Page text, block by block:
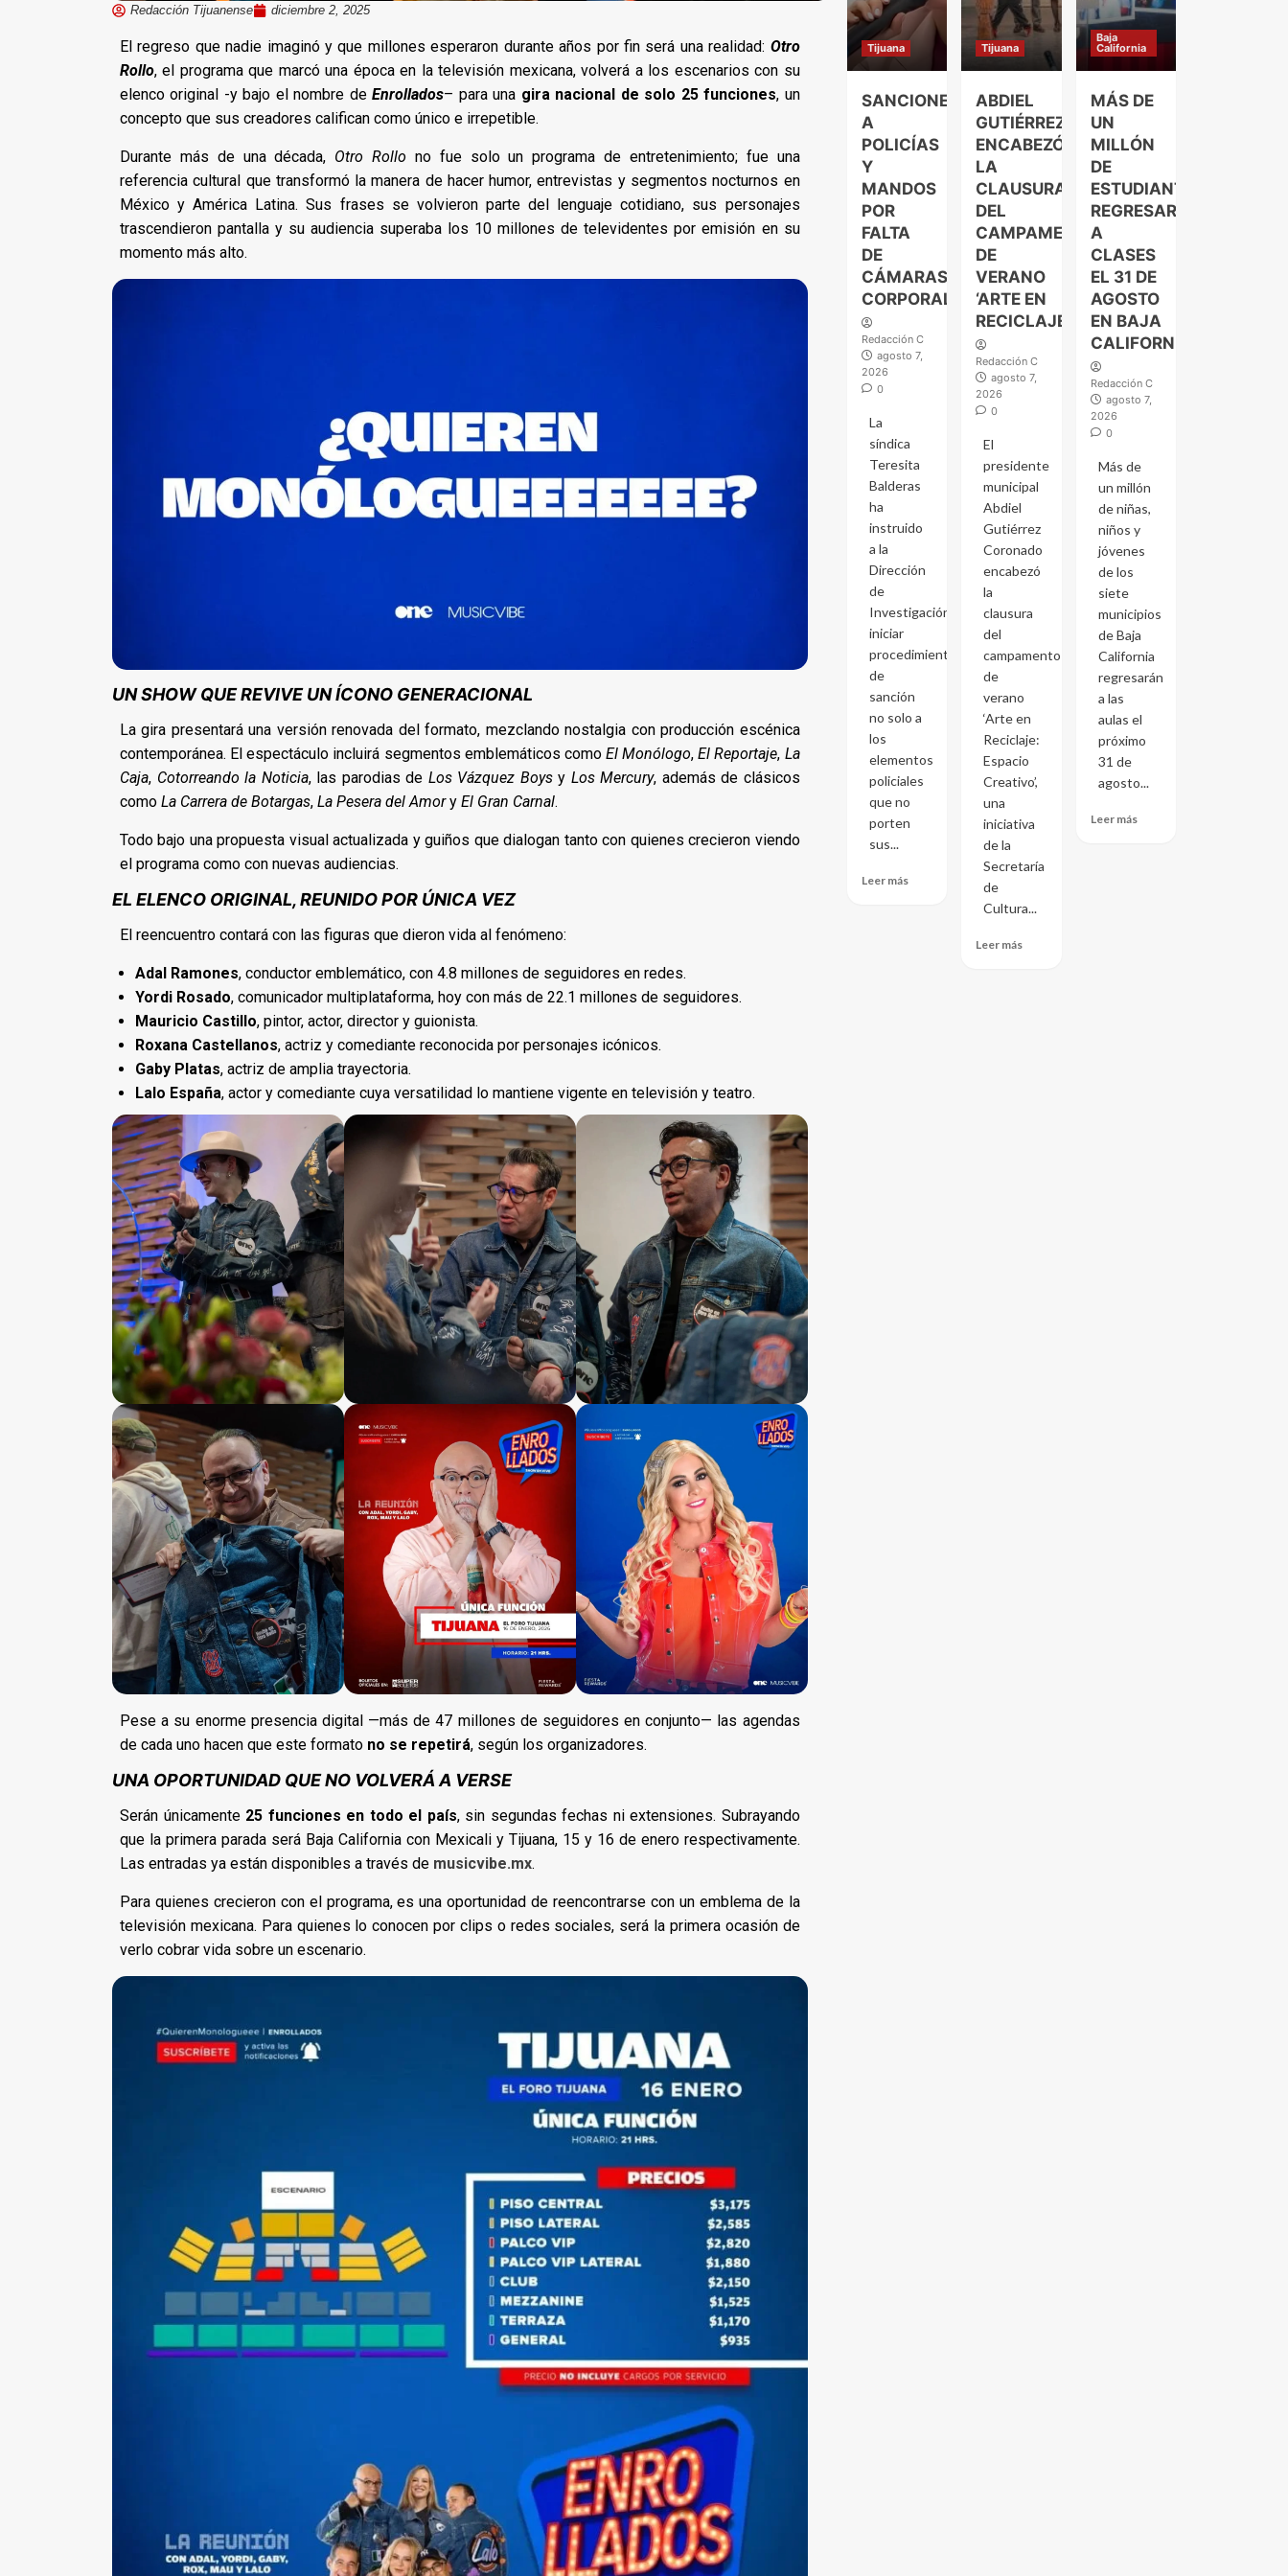
Redacción Tijuanense diciembre 2, 2025
El regreso que nadie imaginó y que millones esperaron durante años por fin será una realidad: Otro
Rollo, el programa que marcó una época en la televisión mexicana, volverá a los escenarios con su
elenco original -y bajo el nombre deEnrollados– para una gira nacional de solo 25 funciones, un
concepto que sus creadores califican como único e irrepetible.
Durante más de una década, Otro Rollo no fue solo un programa de entretenimiento; fue una
referencia cultural que transformó la manera de hacer humor, entrevistas y segmentos nocturnos en
México y América Latina. Sus frases se volvieron parte del lenguaje cotidiano, sus personajes
trascendieron pantalla y su audiencia superaba los 10 millones de televidentes por emisión en su
momento más alto.
UN SHOW QUE REVIVE UN ÍCONO GENERACIONAL
La gira presentará una versión renovada del formato, mezclando nostalgia con producción escénica
contemporánea. El espectáculo incluirá segmentos emblemáticos comoEl Monólogo,El Reportaje, La
Caja, Cotorreando la Noticia, las parodias de Los Vázquez Boysy Los Mercury, además de clásicos
como La Carrera de Botargas, La Pesera del Amory El Gran Carnal.
Todo bajo una propuesta visual actualizada y guiños que dialogan tanto con quienes crecieron viendo
el programa como con nuevas audiencias.
EL ELENCO ORIGINAL, REUNIDO POR ÚNICA VEZ
El reencuentro contará con las figuras que dieron vida al fenómeno:
Adal Ramones, conductor emblemático, con 4.8 millones de seguidores en redes.
Yordi Rosado, comunicador multiplataforma, hoy con más de 22.1 millones de seguidores.
Mauricio Castillo, pintor, actor, director y guionista.
Roxana Castellanos, actriz y comediante reconocida por personajes icónicos.
Gaby Platas, actriz de amplia trayectoria.
Lalo España, actor y comediante cuya versatilidad lo mantiene vigente en televisión y teatro.
Pese a su enorme presencia digital —más de 47 millones de seguidores en conjunto— las agendas
de cada uno hacen que este formato no se repetirá, según los organizadores.
UNA OPORTUNIDAD QUE NO VOLVERÁ A VERSE
Serán únicamente 25 funciones en todo el país, sin segundas fechas ni extensiones. Subrayando
que la primera parada será Baja California con Mexicali y Tijuana, 15 y 16 de enero respectivamente.
Las entradas ya están disponibles a través de musicvibe.mx.
Para quienes crecieron con el programa, es una oportunidad de reencontrarse con un emblema de la
televisión mexicana. Para quienes lo conocen por clips o redes sociales, será la primera ocasión de
verlo cobrar vida sobre un escenario.
Tijuana
SANCIONES
A
POLICÍAS
Y
MANDOS
POR
FALTA
DE
CÁMARAS
CORPORALES
Redacción C
agosto 7,
2026
0
La
síndica
Teresita
Balderas
ha
instruido
a la
Dirección
de
Investigación
iniciar
procedimientos
de
sanción
no solo a
los
elementos
policiales
que no
porten
sus...
Leer más
Tijuana
ABDIEL
GUTIÉRREZ
ENCABEZÓ
LA
CLAUSURA
DEL
CAMPAMENTO
DE
VERANO
‘ARTE EN
RECICLAJE’
Redacción C
agosto 7,
2026
0
El
presidente
municipal
Abdiel
Gutiérrez
Coronado
encabezó
la
clausura
del
campamento
de
verano
‘Arte en
Reciclaje:
Espacio
Creativo’,
una
iniciativa
de la
Secretaría
de
Cultura...
Leer más
Baja
California
MÁS DE
UN
MILLÓN
DE
ESTUDIANTES
REGRESARÁN
A
CLASES
EL 31 DE
AGOSTO
EN BAJA
CALIFORNIA
Redacción C
agosto 7,
2026
0
Más de
un millón
de niñas,
niños y
jóvenes
de los
siete
municipios
de Baja
California
regresarán
a las
aulas el
próximo
31 de
agosto...
Leer más